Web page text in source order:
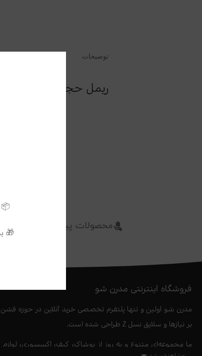
📦
🎁
توضیحات
ریمل حجم دهنده واندر
محصولات پیشنهادی
فروشگاه اینترنتی مدرن شو
مدرن شو اولین و تنها پلتفرم تخصصی خرید آنلاین در حوزه
بر نیازها و سلایق نسل Z طراحی شده است.
ما مجموعه‌ای متنوع و به‌ روز از پوشاک، کیف، اکسسوری،